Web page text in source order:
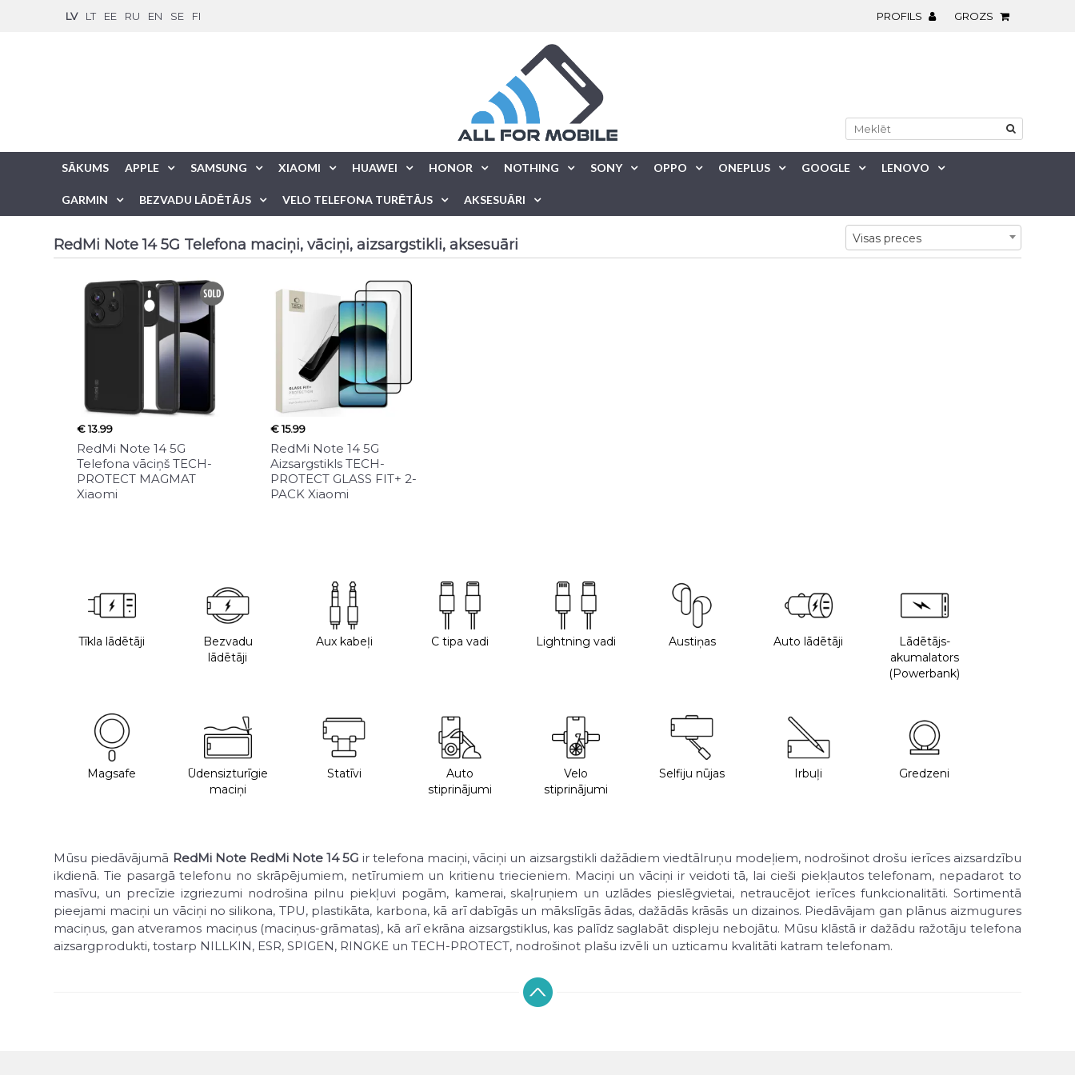
LV LT EE RU EN SE FI PROFILS GROZS
RedMi Note 14 5G Telefona maciņi, vāciņi, aizsargstikli, aksesuāri Visas preces
€ 13.99
RedMi Note 14 5G
Telefona vāciņš TECH-
PROTECT MAGMAT
Xiaomi
€ 15.99
RedMi Note 14 5G
Aizsargstikls TECH-
PROTECT GLASS FIT+ 2-
PACK Xiaomi
Tīkla lādētāji
Bezvadu
lādētāji
Aux kabeļi C tipa vadi Lightning vadi Austiņas Auto lādētāji
Lādētājs-
akumalators
(Powerbank)
Magsafe
Ūdensizturīgie
maciņi
Statīvi
Auto
stiprinājumi
Velo
stiprinājumi
Selfiju nūjas Irbuļi Gredzeni
Mūsu piedāvājumā RedMi Note RedMi Note 14 5G ir telefona maciņi, vāciņi un aizsargstikli dažādiem viedtālruņu modeļiem, nodrošinot drošu ierīces aizsardzību
ikdienā. Tie pasargā telefonu no skrāpējumiem, netīrumiem un kritienu triecieniem. Maciņi un vāciņi ir veidoti tā, lai cieši piekļautos telefonam, nepadarot to
masīvu, un precīzie izgriezumi nodrošina pilnu piekļuvi pogām, kamerai, skaļruņiem un uzlādes pieslēgvietai, netraucējot ierīces funkcionalitāti. Sortimentā
pieejami maciņi un vāciņi no silikona, TPU, plastikāta, karbona, kā arī dabīgās un mākslīgās ādas, dažādās krāsās un dizainos. Piedāvājam gan plānus aizmugures
maciņus, gan atveramos maciņus (maciņus-grāmatas), kā arī ekrāna aizsargstiklus, kas palīdz saglabāt displeju nebojātu. Mūsu klāstā ir dažādu ražotāju telefona
aizsargprodukti, tostarp NILLKIN, ESR, SPIGEN, RINGKE un TECH-PROTECT, nodrošinot plašu izvēli un uzticamu kvalitāti katram telefonam.
Produktus var iegādāties mūsu veikalā Rīgā vai pasūtīt tiešsaistē ar DPD piegādi visā Latvijā. Parasti piegāde ir bezmaksas, izņemot gadījumus, kad prece ir akcijā
SĀKUMS APPLE SAMSUNG XIAOMI HUAWEI HONOR NOTHING SONY OPPO ONEPLUS GOOGLE LENOVO
GARMIN BEZVADU LĀDĒTĀJS VELO TELEFONA TURĒTĀJS AKSESUĀRI